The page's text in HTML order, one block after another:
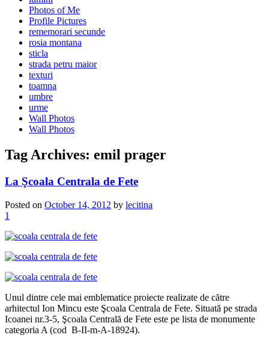
Photos of Me
Profile Pictures
rememorari secunde
rosia montana
sticla
strada petru maior
texturi
toamna
umbre
urme
Wall Photos
Wall Photos
Tag Archives: emil prager
La Şcoala Centrala de Fete
Posted on October 14, 2012 by lecitina
1
Unul dintre cele mai emblematice proiecte realizate de către
arhitectul Ion Mincu este Şcoala Centrala de Fete. Situată pe strada
Icoanei nr.3-5, Şcoala Centrală de Fete este pe lista de monumente
categoria A (cod B-II-m-A-18924).